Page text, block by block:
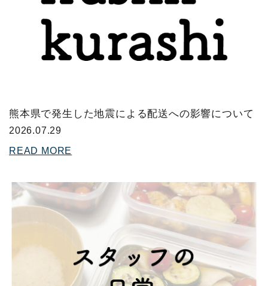
熊本県で発生した地震による配送への影響について
2026.07.29
READ MORE